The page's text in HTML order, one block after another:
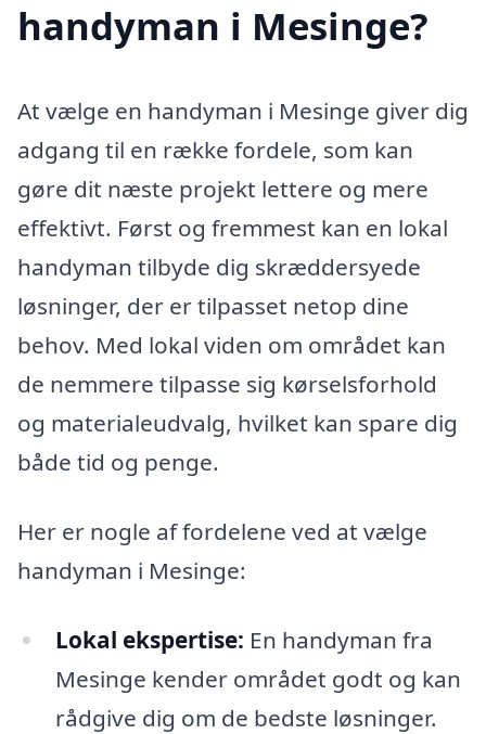
handyman i Mesinge?
At vælge en handyman i Mesinge giver dig
adgang til en række fordele, som kan
gøre dit næste projekt lettere og mere
effektivt. Først og fremmest kan en lokal
handyman tilbyde dig skræddersyede
løsninger, der er tilpasset netop dine
behov. Med lokal viden om området kan
de nemmere tilpasse sig kørselsforhold
og materialeudvalg, hvilket kan spare dig
både tid og penge.
Her er nogle af fordelene ved at vælge
handyman i Mesinge:
Lokal ekspertise: En handyman fra
Mesinge kender området godt og kan
rådgive dig om de bedste løsninger.